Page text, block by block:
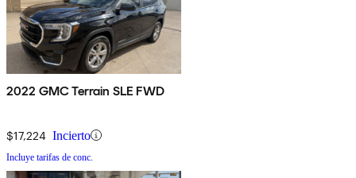
2022 GMC Terrain SLE FWD
$17,224 Incierto
Incluye tarifas de conc.